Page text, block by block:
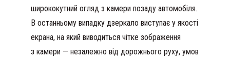
ширококутний огляд з камери позаду автомобіля.
В останньому випадку дзеркало виступає у якості
екрана, на який виводиться чітке зображення
з камери — незалежно від дорожнього руху, умов